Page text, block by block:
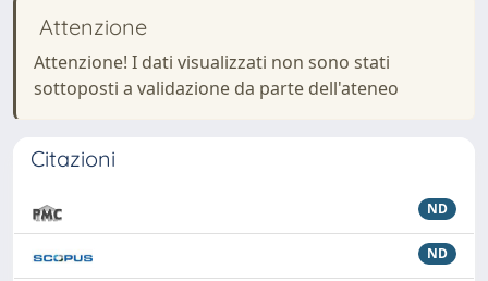
Attenzione
Attenzione! I dati visualizzati non sono stati
sottoposti a validazione da parte dell'ateneo
Citazioni
ND
ND